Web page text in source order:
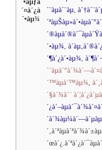
´•àµƒà
´¤à´¿à
´•àµ¾
´¨àµà´¨àµ,
´•àµ¾,
´¶à´¿à´•àµ¾,
´™àµà´™àµ¾,
´§à´¾à´¨
´œà´¿ .